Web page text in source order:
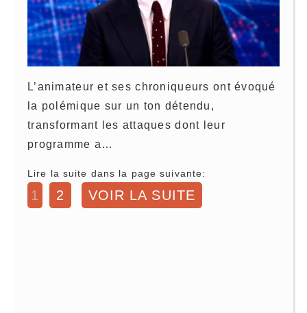
L’animateur et ses chroniqueurs ont évoqué
la polémique sur un ton détendu,
transformant les attaques dont leur
programme a…
Lire la suite dans la page suivante:
1 2 VOIR LA SUITE